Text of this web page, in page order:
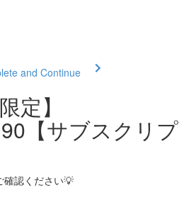
and Continue
定】
【サブスクリプ
確認ください💡